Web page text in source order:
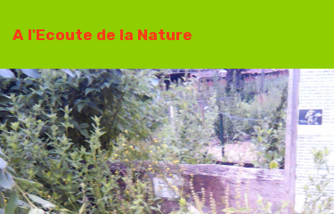
A l'Ecoute de la Nature